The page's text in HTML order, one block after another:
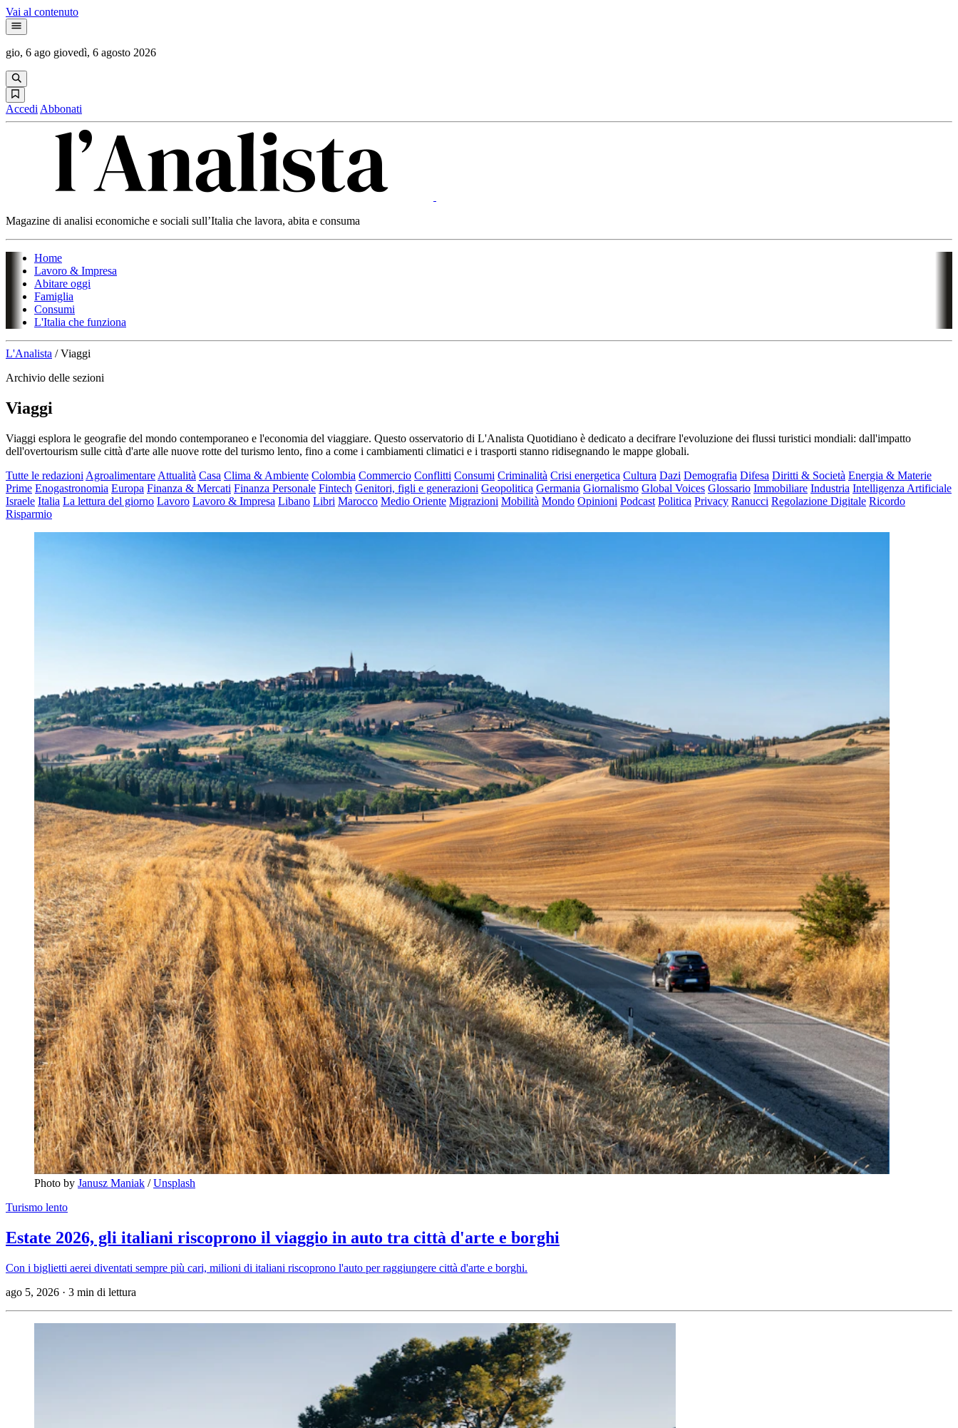
Vai al contenuto
gio, 6 ago giovedì, 6 agosto 2026
Accedi Abbonati
Magazine di analisi economiche e sociali sull’Italia che lavora, abita e consuma
Home
Lavoro & Impresa
Abitare oggi
Famiglia
Consumi
L'Italia che funziona
L'Analista / Viaggi
Archivio delle sezioni
Viaggi
Viaggi esplora le geografie del mondo contemporaneo e l'economia del viaggiare. Questo osservatorio di L'Analista Quotidiano è dedicato a decifrare l'evoluzione dei flussi turistici mondiali: dall'impatto
dell'overtourism sulle città d'arte alle nuove rotte del turismo lento, fino a come i cambiamenti climatici e i trasporti stanno ridisegnando le mappe globali.
Tutte le redazioni Agroalimentare Attualità Casa Clima & Ambiente Colombia Commercio Conflitti Consumi Criminalità Crisi energetica Cultura Dazi Demografia Difesa Diritti & Società Energia & Materie
Prime Enogastronomia Europa Finanza & Mercati Finanza Personale Fintech Genitori, figli e generazioni Geopolitica Germania Giornalismo Global Voices Glossario Immobiliare Industria Intelligenza Artificiale
Israele Italia La lettura del giorno Lavoro Lavoro & Impresa Libano Libri Marocco Medio Oriente Migrazioni Mobilità Mondo Opinioni Podcast Politica Privacy Ranucci Regolazione Digitale Ricordo
Risparmio
Photo by Janusz Maniak / Unsplash
Turismo lento
Estate 2026, gli italiani riscoprono il viaggio in auto tra città d'arte e borghi
Con i biglietti aerei diventati sempre più cari, milioni di italiani riscoprono l'auto per raggiungere città d'arte e borghi.
ago 5, 2026 · 3 min di lettura